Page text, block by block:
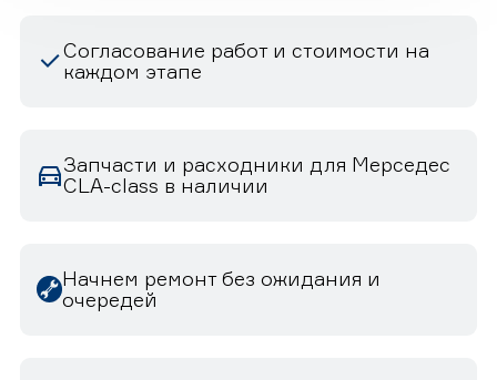
Согласование работ и стоимости на
каждом этапе
Запчасти и расходники для Мерседес
CLA-class в наличии
Начнем ремонт без ожидания и
очередей